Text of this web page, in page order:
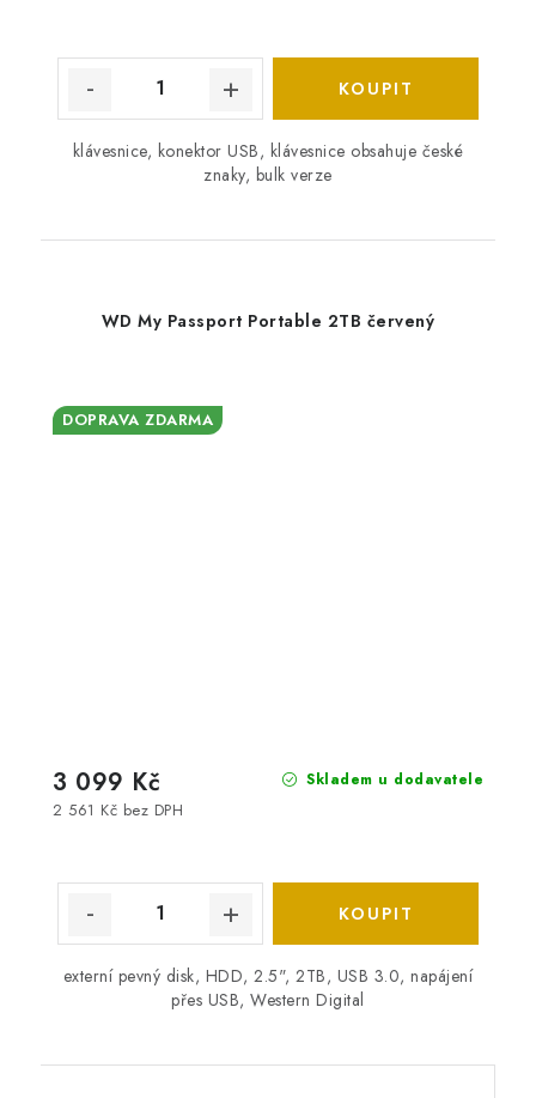
klávesnice, konektor USB, klávesnice obsahuje české
znaky, bulk verze
WD My Passport Portable 2TB červený
DOPRAVA ZDARMA
Skladem u dodavatele
2 561 Kč bez DPH
3 099 Kč
externí pevný disk, HDD, 2.5", 2TB, USB 3.0, napájení
přes USB, Western Digital